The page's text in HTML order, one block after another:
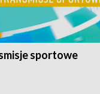
sportowe